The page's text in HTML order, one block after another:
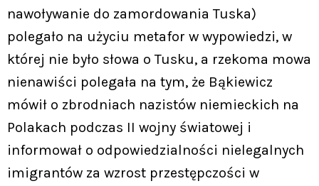
nawoływanie do zamordowania Tuska)
polegało na użyciu metafor w wypowiedzi, w
której nie było słowa o Tusku, a rzekoma mowa
nienawiści polegała na tym, że Bąkiewicz
mówił o zbrodniach nazistów niemieckich na
Polakach podczas II wojny światowej i
informował o odpowiedzialności nielegalnych
imigrantów za wzrost przestępczości w